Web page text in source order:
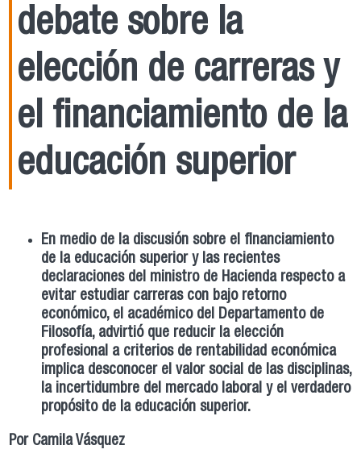
debate sobre la
elección de carreras y
el financiamiento de la
educación superior
En medio de la discusión sobre el financiamiento
de la educación superior y las recientes
declaraciones del ministro de Hacienda respecto a
evitar estudiar carreras con bajo retorno
económico, el académico del Departamento de
Filosofía, advirtió que reducir la elección
profesional a criterios de rentabilidad económica
implica desconocer el valor social de las disciplinas,
la incertidumbre del mercado laboral y el verdadero
propósito de la educación superior.
​Por Camila Vásquez